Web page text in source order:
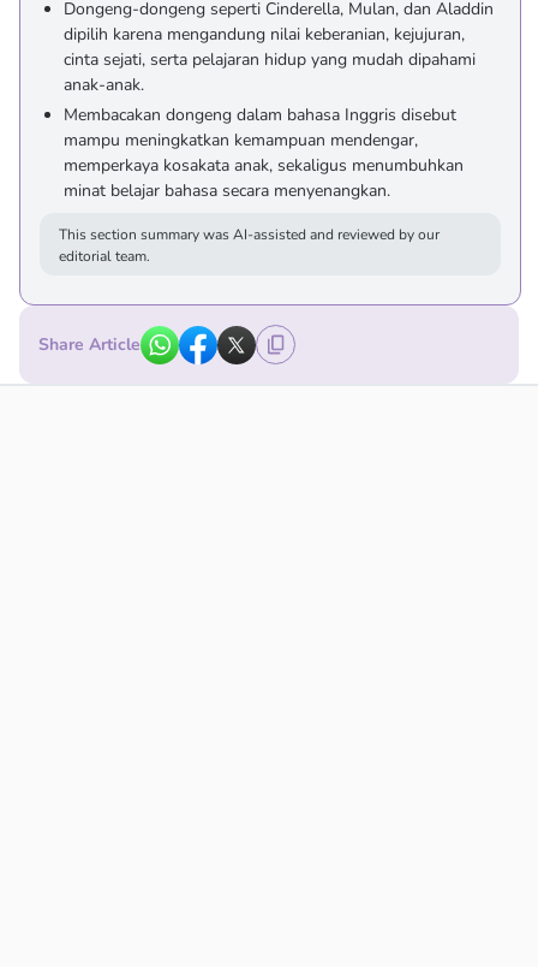
Dongeng-dongeng seperti Cinderella, Mulan, dan Aladdin
dipilih karena mengandung nilai keberanian, kejujuran,
cinta sejati, serta pelajaran hidup yang mudah dipahami
anak-anak.
Membacakan dongeng dalam bahasa Inggris disebut
mampu meningkatkan kemampuan mendengar,
memperkaya kosakata anak, sekaligus menumbuhkan
minat belajar bahasa secara menyenangkan.
This section summary was AI-assisted and reviewed by our
editorial team.
Share Article